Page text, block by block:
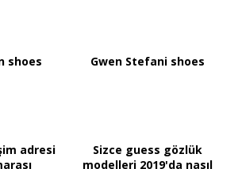
shoes Gwen Stefani shoes
adresi
Sizce guess gözlük
modelleri 2019'da nasıl